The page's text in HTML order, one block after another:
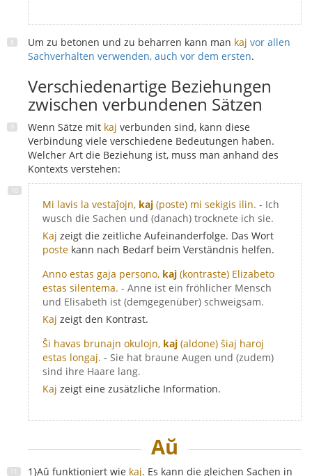
Um zu betonen und zu beharren kann man kaj vor allen
Sachverhalten verwenden, auch vor dem ersten.
Verschiedenartige Beziehungen
zwischen verbundenen Sätzen
Wenn Sätze mit kaj verbunden sind, kann diese
Verbindung viele verschiedene Bedeutungen haben.
Welcher Art die Beziehung ist, muss man anhand des
Kontexts verstehen:
Mi lavis la vestaĵojn, kaj (poste) mi sekigis ilin. - Ich
wusch die Sachen und (danach) trocknete ich sie.
Kaj zeigt die zeitliche Aufeinanderfolge. Das Wort
poste kann nach Bedarf beim Verständnis helfen.
Anno estas gaja persono, kaj (kontraste) Elizabeto
estas silentema. - Anne ist ein fröhlicher Mensch
und Elisabeth ist (demgegenüber) schweigsam.
Kaj zeigt den Kontrast.
Ŝi havas brunajn okulojn, kaj (aldone) ŝiaj haroj
estas longaj. - Sie hat braune Augen und (zudem)
sind ihre Haare lang.
Kaj zeigt eine zusätzliche Information.
Aŭ
1}Aŭ funktioniert wie kaj. Es kann die gleichen Sachen in